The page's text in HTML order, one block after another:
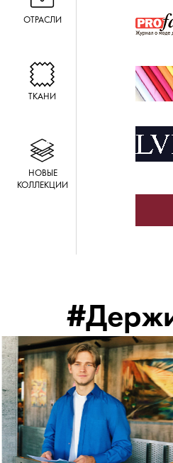
ОТРАСЛИ
ТКАНИ
НОВЫЕ
КОЛЛЕКЦИИ